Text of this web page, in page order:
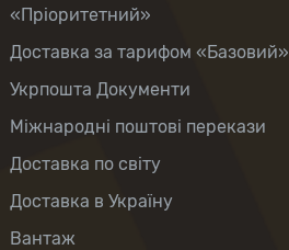
«Пріоритетний»
Доставка за тарифом «Базовий»
Укрпошта Документи
Міжнародні поштові перекази
Доставка по світу
Доставка в Україну
Вантаж